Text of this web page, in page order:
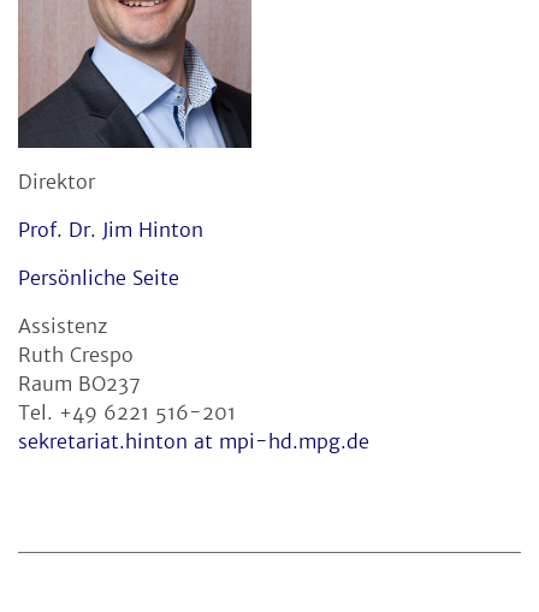
Direktor
Prof. Dr. Jim Hinton
Persönliche Seite
Assistenz
Ruth Crespo
Raum BO237
Tel. +49 6221 516-201
sekretariat.hinton at mpi-hd.mpg.de